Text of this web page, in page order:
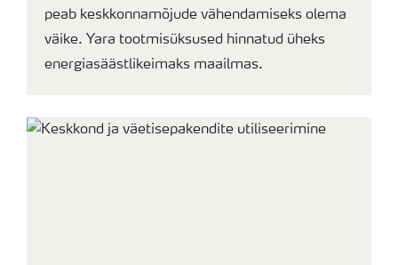
peab keskkonnamõjude vähendamiseks olema
väike. Yara tootmisüksused hinnatud üheks
energiasäästlikeimaks maailmas.